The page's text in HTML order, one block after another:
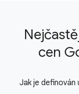
cen
Jak je definován